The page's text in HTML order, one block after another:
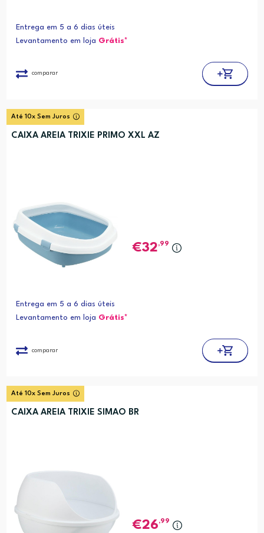
Entrega em 5 a 6 dias úteis
Levantamento em loja Grátis*
comparar
Até 10x Sem Juros
CAIXA AREIA TRIXIE PRIMO XXL AZ
32,99
Entrega em 5 a 6 dias úteis
Levantamento em loja Grátis*
comparar
Até 10x Sem Juros
CAIXA AREIA TRIXIE SIMAO BR
26,99